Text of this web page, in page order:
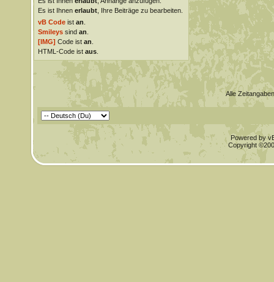
Es ist Ihnen erlaubt, Ihre Beiträge zu bearbeiten.
vB Codeist an
Smileyssind an
[IMG] Code ist an
HTML-Code ist aus.
Alle
Powered by
Copyright